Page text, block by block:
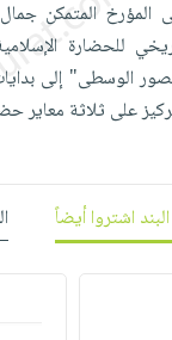
المؤرخ المتمكن
للحضارة
الوسطى" إلى
على ثلاثة معاير
اشتروا أيضاً